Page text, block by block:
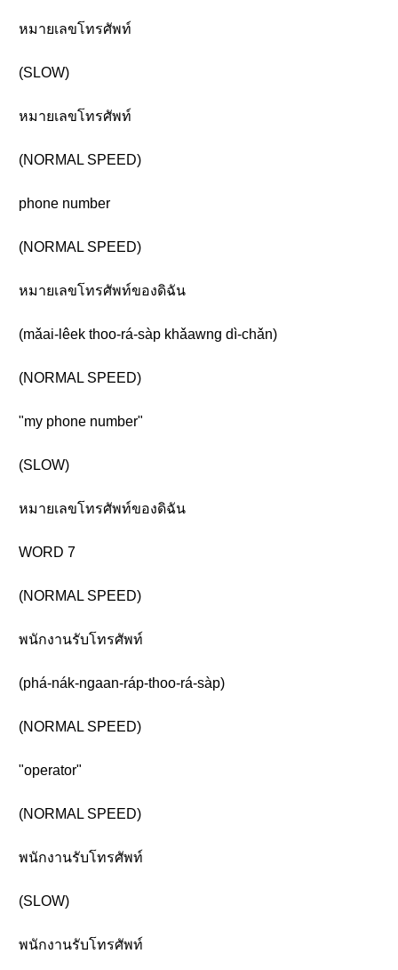
หมายเลขโทรศัพท์
(SLOW)
หมายเลขโทรศัพท์
(NORMAL SPEED)
phone number
(NORMAL SPEED)
หมายเลขโทรศัพท์ของดิฉัน
(mǎai-lêek thoo-rá-sàp khǎawng dì-chǎn)
(NORMAL SPEED)
"my phone number"
(SLOW)
หมายเลขโทรศัพท์ของดิฉัน
WORD 7
(NORMAL SPEED)
พนักงานรับโทรศัพท์
(phá-nák-ngaan-ráp-thoo-rá-sàp)
(NORMAL SPEED)
"operator"
(NORMAL SPEED)
พนักงานรับโทรศัพท์
(SLOW)
พนักงานรับโทรศัพท์